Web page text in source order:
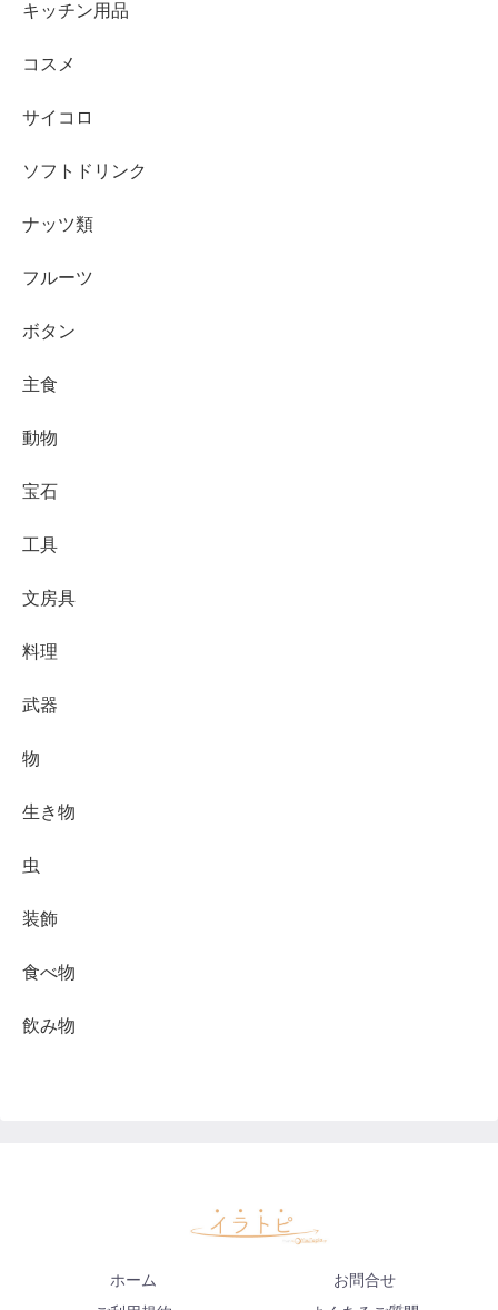
キッチン用品
コスメ
サイコロ
ソフトドリンク
ナッツ類
フルーツ
ボタン
主食
動物
宝石
工具
文房具
料理
武器
物
生き物
虫
装飾
食べ物
飲み物
ホーム
お問合せ